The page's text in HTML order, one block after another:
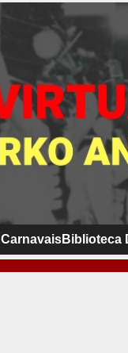
CarnavaisBiblioteca